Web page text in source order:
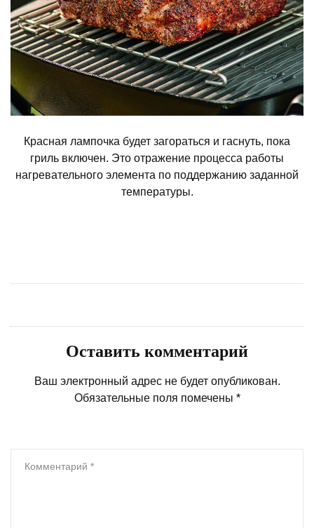
Красная лампочка будет загораться и гаснуть, пока
гриль включен. Это отражение процесса работы
нагревательного элемента по поддержанию заданной
температуры.
Оставить комментарий
Ваш электронный адрес не будет опубликован.
Обязательные поля помечены *